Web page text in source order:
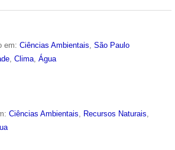
em:Ciências Ambientais ,São Paulo
,Clima ,Água
Ciências Ambientais Recursos Naturais